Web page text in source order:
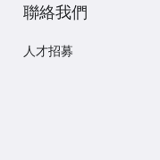
聯絡我們
人才招募